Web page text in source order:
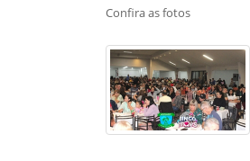
Confira as fotos